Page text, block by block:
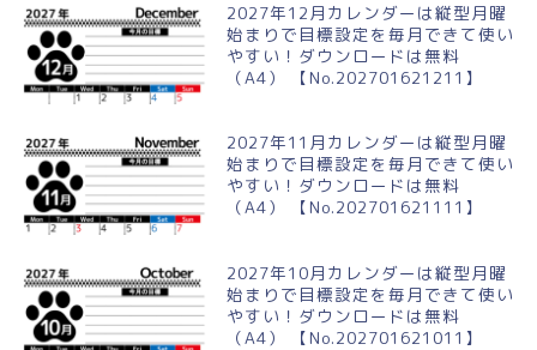
2027年12月カレンダーは縦型月曜
始まりで目標設定を毎月できて使い
やすい！ダウンロードは無料
（A4） 【No.202701621211】
2027年11月カレンダーは縦型月曜
始まりで目標設定を毎月できて使い
やすい！ダウンロードは無料
（A4） 【No.202701621111】
2027年10月カレンダーは縦型月曜
始まりで目標設定を毎月できて使い
やすい！ダウンロードは無料
（A4） 【No.202701621011】